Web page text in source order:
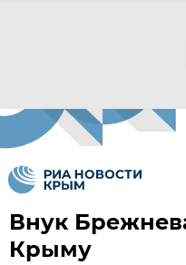
Внук
Крыму